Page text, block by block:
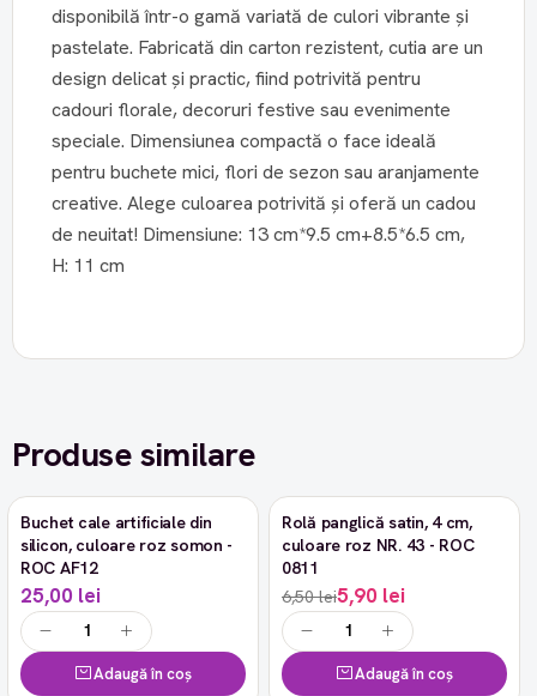
disponibilă într-o gamă variată de culori vibrante și
pastelate. Fabricată din carton rezistent, cutia are un
design delicat și practic, fiind potrivită pentru
cadouri florale, decoruri festive sau evenimente
speciale. Dimensiunea compactă o face ideală
pentru buchete mici, flori de sezon sau aranjamente
creative. Alege culoarea potrivită și oferă un cadou
de neuitat! Dimensiune: 13 cm*9.5 cm+8.5*6.5 cm,
H: 11 cm
Produse similare
Buchet cale artificiale din
silicon, culoare roz somon -
ROC AF12
25,00 lei
Adaugă în coș
-9%
Rolă panglică satin, 4 cm,
culoare roz NR. 43 - ROC
0811
6,50 lei5,90 lei
Adaugă în coș